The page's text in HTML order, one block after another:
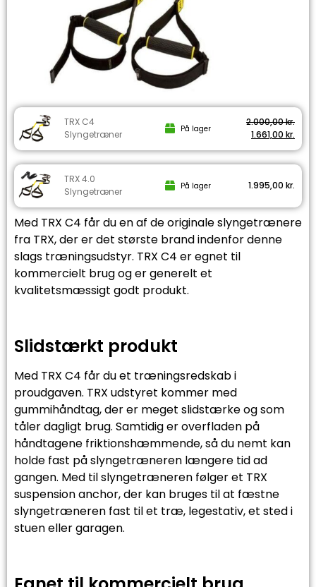
TRX C4
Slyngetræner
På lager
2.000,00kr.
1.661,00 kr.
TRX 4.0
Slyngetræner
På lager 1.995,00 kr.
Med TRX C4 får du en af de originale slyngetrænere
fra TRX, der er det største brand indenfor denne
slags træningsudstyr. TRX C4 er egnet til
kommercielt brug og er generelt et
kvalitetsmæssigt godt produkt.
Slidstærkt produkt
Med TRX C4 får du et træningsredskab i
proudgaven. TRX udstyret kommer med
gummihåndtag, der er meget slidstærke og som
tåler dagligt brug. Samtidig er overfladen på
håndtagene friktionshæmmende, så du nemt kan
holde fast på slyngetræneren længere tid ad
gangen. Med til slyngetræneren følger et TRX
suspension anchor, der kan bruges til at fæstne
slyngetræneren fast til et træ, legestativ, et sted i
stuen eller garagen.